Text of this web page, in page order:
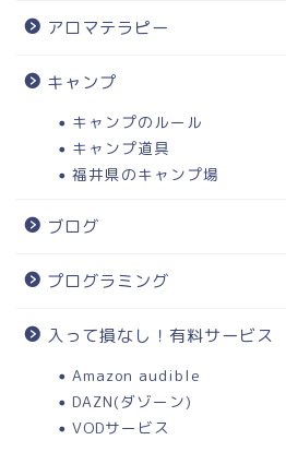
アロマテラピー
キャンプ
キャンプのルール
キャンプ道具
福井県のキャンプ場
ブログ
プログラミング
入って損なし！有料サービス
Amazon audible
DAZN(ダゾーン)
VODサービス